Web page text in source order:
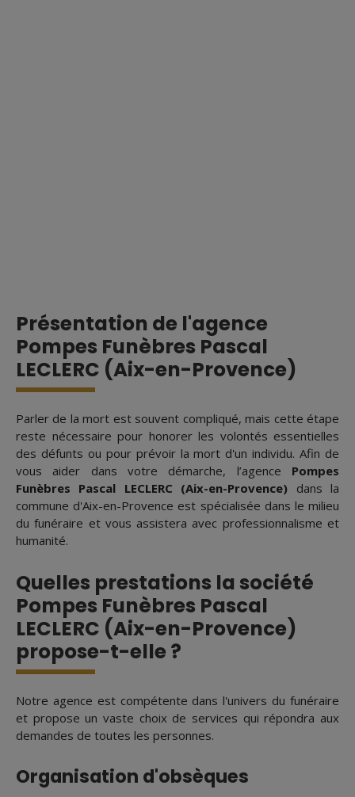
Présentation de l'agence
Pompes Funèbres Pascal
LECLERC (Aix-en-Provence)
Parler de la mort est souvent compliqué, mais cette étape
reste nécessaire pour honorer les volontés essentielles
des défunts ou pour prévoir la mort d'un individu. Afin de
vous aider dans votre démarche, l’agence Pompes
Funèbres Pascal LECLERC (Aix-en-Provence) dans la
commune d'Aix-en-Provence est spécialisée dans le milieu
du funéraire et vous assistera avec professionnalisme et
humanité.
Quelles prestations la société
Pompes Funèbres Pascal
LECLERC (Aix-en-Provence)
propose-t-elle ?
Notre agence est compétente dans l'univers du funéraire
et propose un vaste choix de services qui répondra aux
demandes de toutes les personnes.
Organisation d'obsèques